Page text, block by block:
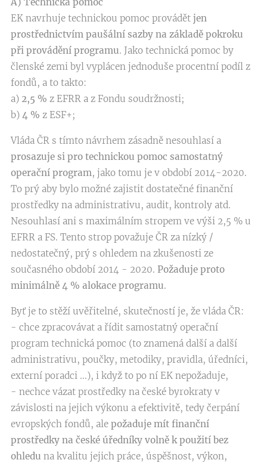
EK navrhuje technickou pomoc provádět jen
prostřednictvím paušální sazby na základě pokroku
při provádění programu. Jako technická pomoc by
členské zemi byl vyplácen jednoduše procentní podíl z
fondů, a to takto:
a) 2,5 % z EFRR a z Fondu soudržnosti;
b) 4 % z ESF+;
Vláda ČR s tímto návrhem zásadně nesouhlasí a
prosazuje si pro technickou pomoc samostatný
operační program, jako tomu je v období 2014-2020.
To prý aby bylo možné zajistit dostatečné finanční
prostředky na administrativu, audit, kontroly atd.
Nesouhlasí ani s maximálním stropem ve výši 2,5 % u
EFRR a FS. Tento strop považuje ČR za nízký /
nedostatečný, prý s ohledem na zkušenosti ze
současného období 2014 - 2020. Požaduje proto
minimálně 4 % alokace programu.
Byť je to stěží uvěřitelné, skutečností je, že vláda ČR:
- chce zpracovávat a řídit samostatný operační
program technická pomoc (to znamená další a další
administrativu, poučky, metodiky, pravidla, úředníci,
externí poradci ...), i když to po ní EK nepožaduje,
- nechce vázat prostředky na české byrokraty v
závislosti na jejich výkonu a efektivitě, tedy čerpání
evropských fondů, ale požaduje mít finanční
prostředky na české úředníky volně k použití bez
ohledu na kvalitu jejich práce, úspěšnost, výkon,